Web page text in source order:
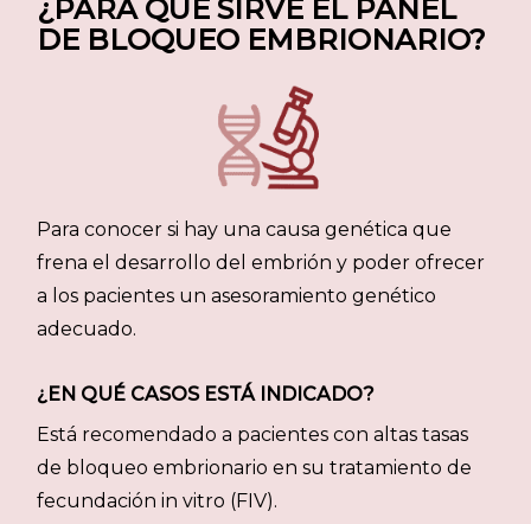
¿PARA QUÉ SIRVE EL PANEL
DE BLOQUEO EMBRIONARIO?
Para conocer si hay una causa genética que
frena el desarrollo del embrión y poder ofrecer
a los pacientes un asesoramiento genético
adecuado.
¿EN QUÉ CASOS ESTÁ INDICADO?
Está recomendado a pacientes con altas tasas
de bloqueo embrionario en su tratamiento de
fecundación in vitro (FIV).